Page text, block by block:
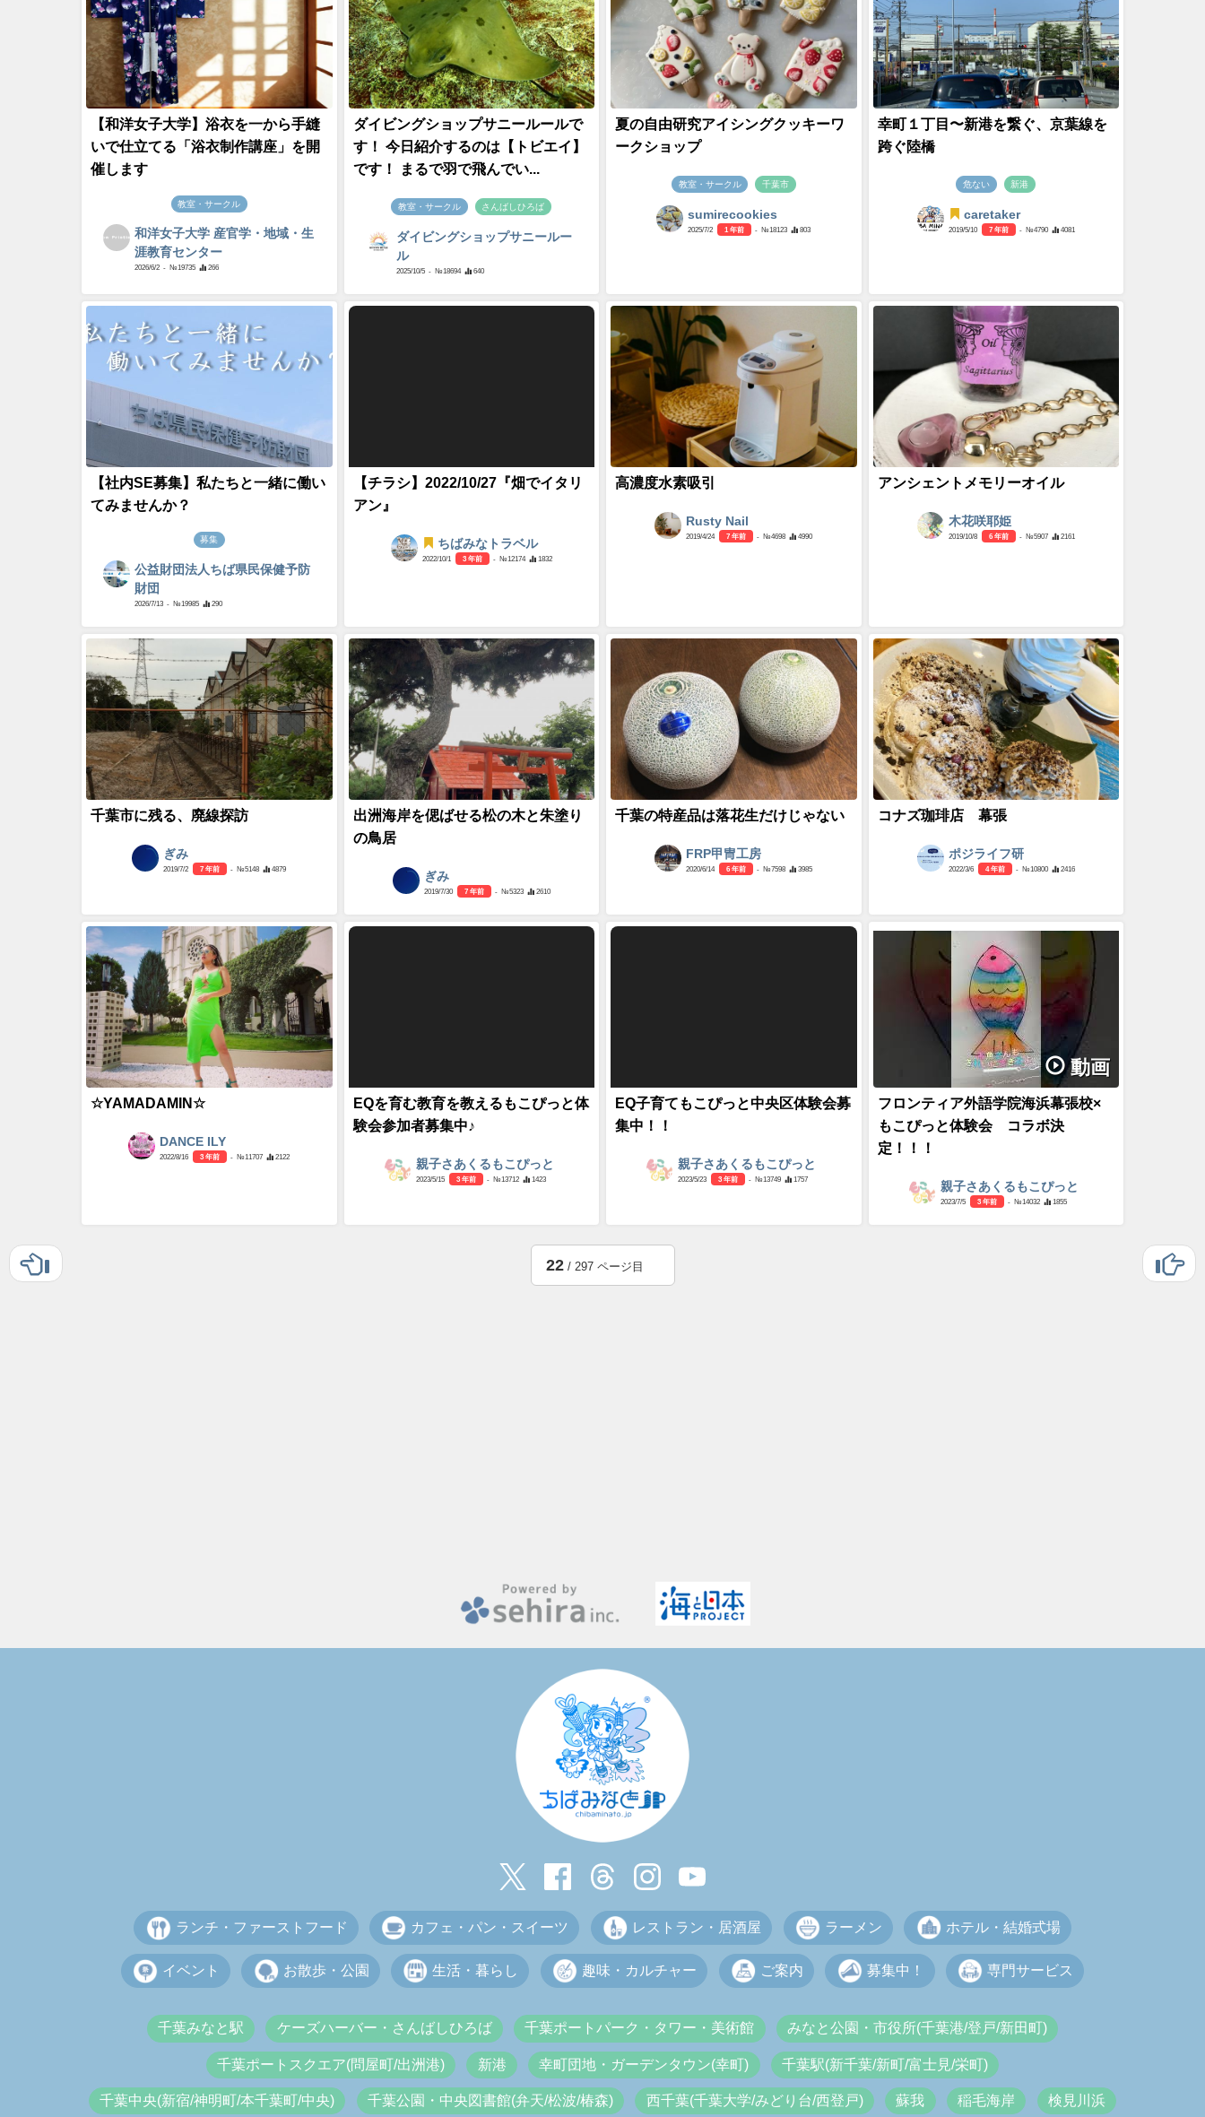
【和洋女子大学】浴衣を一から手縫
いで仕立てる「浴衣制作講座」を開
催します
教室・サークル
和洋女子大学 産官学・地域・生
涯教育センター
2026/6/2 - №19735 266
ダイビングショップサニールールで
す！ 今日紹介するのは【トビエイ】
です！ まるで羽で飛んでい...
教室・サークル さんばしひろば
ダイビングショップサニールー
ル
2025/10/5 - №18694 640
夏の自由研究アイシングクッキーワ
ークショップ
教室・サークル 千葉市
sumirecookies
2025/7/2 1 年前 - №18123 803
幸町１丁目〜新港を繋ぐ、京葉線を
跨ぐ陸橋
危ない 新港
caretaker
2019/5/10 7 年前 - №4790 4081
【社内SE募集】私たちと一緒に働い
てみませんか？
募集
公益財団法人ちば県民保健予防
財団
2026/7/13 - №19985 290
【チラシ】2022/10/27『畑でイタリ
アン』
ちばみなトラベル
2022/10/1 3 年前 - №12174 1832
高濃度水素吸引
Rusty Nail
2019/4/24 7 年前 - №4698 4990
アンシェントメモリーオイル
木花咲耶姫
2019/10/8 6 年前 - №5907 2161
千葉市に残る、廃線探訪
ぎみ
2019/7/2 7 年前 - №5148 4879
出洲海岸を偲ばせる松の木と朱塗り
の鳥居
ぎみ
2019/7/30 7 年前 - №5323 2610
千葉の特産品は落花生だけじゃない
FRP甲冑工房
2020/6/14 6 年前 - №7598 3985
コナズ珈琲店 幕張
ポジライフ研
2022/3/6 4 年前 - №10800 2416
☆YAMADAMIN☆
DANCE ILY
2022/8/16 3 年前 - №11707 2122
EQを育む教育を教えるもこぴっと体
験会参加者募集中♪
親子さあくるもこぴっと
2023/5/15 3 年前 - №13712 1423
EQ子育てもこぴっと中央区体験会募
集中！！
親子さあくるもこぴっと
2023/5/23 3 年前 - №13749 1757
動画
フロンティア外語学院海浜幕張校×
もこぴっと体験会 コラボ決
定！！！
親子さあくるもこぴっと
2023/7/5 3 年前 - №14032 1855
22/ 297 ページ目
ランチ・ファーストフード カフェ・パン・スイーツ レストラン・居酒屋 ラーメン ホテル・結婚式場
イベント お散歩・公園 生活・暮らし 趣味・カルチャー ご案内 募集中！ 専門サービス
千葉みなと駅 ケーズハーバー・さんばしひろば 千葉ポートパーク・タワー・美術館 みなと公園・市役所(千葉港/登戸/新田町)
千葉ポートスクエア(問屋町/出洲港) 新港 幸町団地・ガーデンタウン(幸町) 千葉駅(新千葉/新町/富士見/栄町)
千葉中央(新宿/神明町/本千葉町/中央) 千葉公園・中央図書館(弁天/松波/椿森) 西千葉(千葉大学/みどり台/西登戸) 蘇我 稲毛海岸 検見川浜